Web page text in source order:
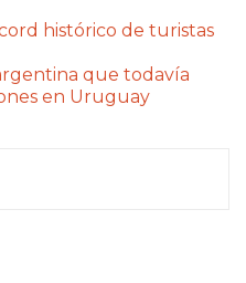
histórico de turistas
que todavía
en Uruguay